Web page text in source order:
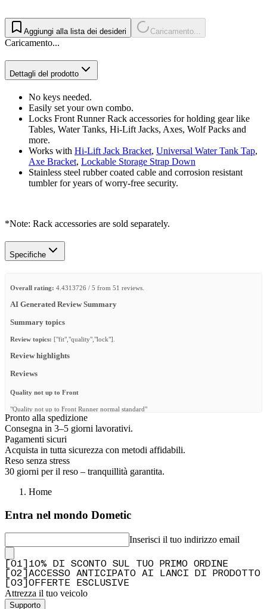
Aggiungi alla lista dei desideri Caricamento...
Caricamento...
Dettagli del prodotto
No keys needed.
Easily set your own combo.
Locks Front Runner Rack accessories for holding gear like
Tables, Water Tanks, Hi-Lift Jacks, Axes, Wolf Packs and
more.
Works with Hi-Lift Jack Bracket, Universal Water Tank Tap,
Axe Bracket, Lockable Storage Strap Down
Stainless steel rubber coated cable and corrosion resistant
tumbler for years of worry-free security.
*Note: Rack accessories are sold separately.
Specifiche
Overall rating: 4.4313726 / 5 from 51 reviews.
AI Generated Review Summary
Summary topics
Review topics: ["fit","quality","lock"].
Review highlights
Reviews
Quality not up to Front
"Quality not up to Front Runner normal standard"
— 3/5)
Sehr gut durchdachte Lösung
"Sehr gut durchdachte Lösung"
—Markus A.(5/5
Impeccable
"The locks works, but is quite flimsy, and it's finicky to line up the numbers. I had
assumed this was designed with rattling in mind, but find a standard lock works better"
—Luke F.(2/5)
Very good quality and design
Pronto alla spedizione
Consegna in 3–5 giorni lavorativi.
Pagamenti sicuri
Acquista in tutta sicurezza con metodi affidabili.
Reso senza stress
30 giorni per il reso – tranquillità garantita.
Home
Entra nel mondo Dometic
Inserisci il tuo indirizzo email
01
10% DI SCONTO SUL TUO PRIMO ORDINE
02
ACCESSO ANTICIPATO AI LANCI DI PRODOTTO
03 OFFERTE ESCLUSIVE
Attrezza il tuo veicolo
Supporto